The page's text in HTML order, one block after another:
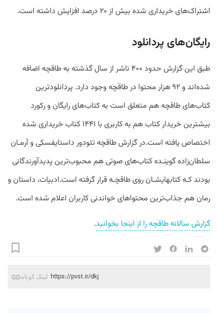
اشتراک‌های خریداری شده بیش از ۲۰ درصد افزایش داشته است.
رایگان‌های پردانلود
طبق این گزارش حدود ۴۰۰ ناشر از سال گذشته به طاقچه اضافه
شده‌اند و ۹۲ هزار محتوا در طاقچه وجود دارد. پردانلودترین
کتاب‌های طاقچه هم متعلق است به کتاب‌های رایگان و رکورد
بیشترین خریدار کتاب هم به کاربری با ۱۴۴۱ کتاب خریداری شده
اختصاص یافته است.در گزارش طاقچه تئودور داستایفسکی و آرمـان
سلطان‌زاده گوینـدە کتاب‌های صوتی هم محبوب‌ترین پدیدآورندگانی
بودند کـه کتابهایشـان روی طاقچـه قرار گرفته است.ادبیات، داستان و
رمان هم جذاب‌ترین محتواهای خواندنی کاربران اعلام شده است.
گزارش سالانه طاقچه را از اینجا بخوانید.
لینک کوتاه https://pvst.ir/dkj